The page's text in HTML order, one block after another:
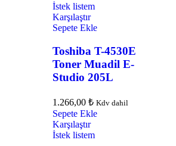
İstek listem
Karşılaştır
Sepete Ekle
Toshiba T-4530E
Toner Muadil E-
Studio 205L
1.266,00 ₺ Kdv dahil
Sepete Ekle
Karşılaştır
İstek listem